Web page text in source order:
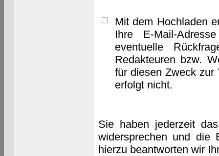
Mit dem Hochladen
Ihre E-Mail-
eventuelle
Redakteuren bzw.
für diesen Zweck zur
erfolgt nicht.
Sie haben jederzeit
widersprechen und die
hierzu beantworten wir